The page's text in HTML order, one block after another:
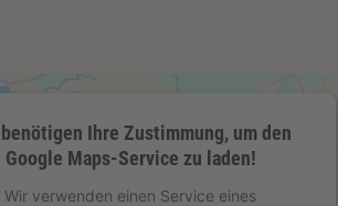
Ihre Zustimmung, um den
Google Maps-Service zu laden!
Wir verwenden einen Service eines